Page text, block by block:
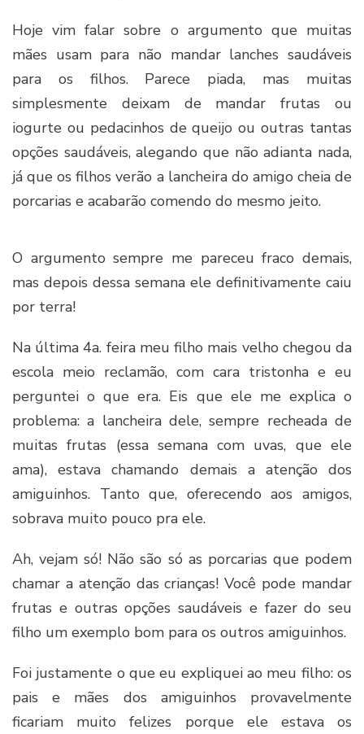
Hoje vim falar sobre o argumento que muitas
mães usam para não mandar lanches saudáveis
para os filhos. Parece piada, mas muitas
simplesmente deixam de mandar frutas ou
iogurte ou pedacinhos de queijo ou outras tantas
opções saudáveis, alegando que não adianta nada,
já que os filhos verão a lancheira do amigo cheia de
porcarias e acabarão comendo do mesmo jeito.
O argumento sempre me pareceu fraco demais,
mas depois dessa semana ele definitivamente caiu
por terra!
Na última 4a. feira meu filho mais velho chegou da
escola meio reclamão, com cara tristonha e eu
perguntei o que era. Eis que ele me explica o
problema: a lancheira dele, sempre recheada de
muitas frutas (essa semana com uvas, que ele
ama), estava chamando demais a atenção dos
amiguinhos. Tanto que, oferecendo aos amigos,
sobrava muito pouco pra ele.
Ah, vejam só! Não são só as porcarias que podem
chamar a atenção das crianças! Você pode mandar
frutas e outras opções saudáveis e fazer do seu
filho um exemplo bom para os outros amiguinhos.
Foi justamente o que eu expliquei ao meu filho: os
pais e mães dos amiguinhos provavelmente
ficariam muito felizes porque ele estava os